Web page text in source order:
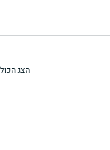
הצג הכול